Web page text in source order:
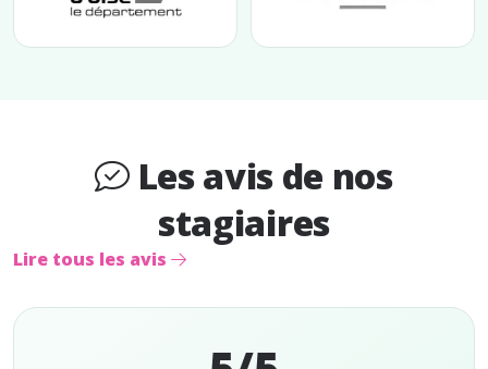
Les avis de nos
stagiaires
Lire tous les avis